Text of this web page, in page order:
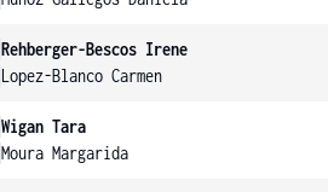
Rehberger-Bescos Irene
Lopez-Blanco Carmen
Wigan Tara
Moura Margarida